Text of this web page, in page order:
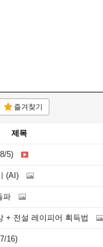
즐겨찾기
제목
5)
(AI)
파
+ 전설 레이피어 획득법
16)